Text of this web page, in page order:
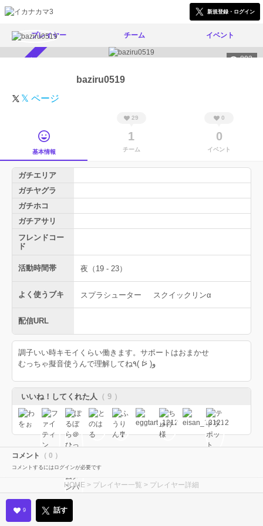
新規登録・ログイン
プレイヤー チーム イベント
803
baziru0519
𝕏 ページ
基本情報
29
1
チーム
0
0
イベント
ガチエリア
ガチヤグラ
ガチホコ
ガチアサリ
フレンドコー
ド
活動時間帯 夜（19 - 23）
よく使うブキ スプラシューター スクイックリンα
配信URL
調子いい時キモイくらい働きます。サポートはおまかせ
むっちゃ擬音使うんで理解してね٩( ᐖ )و
いいね！してくれた人 （ 9 ）
コメント （ 0 ）
コメントするにはログインが必要です
HOME > プレイヤー一覧 > プレイヤー詳細
9 話す